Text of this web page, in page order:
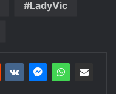
LadyVic